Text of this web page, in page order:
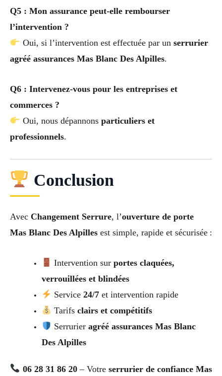
Q5 : Mon assurance peut-elle rembourser
l’intervention ?
Oui, si l’intervention est effectuée par un serrurier
agréé assurances Mas Blanc Des Alpilles.
Q6 : Intervenez-vous pour les entreprises et
commerces ?
Oui, nous dépannons particuliers et
professionnels.
Conclusion
Avec Changement Serrure, l’ouverture de porte
Mas Blanc Des Alpilles est simple, rapide et sécurisée :
Intervention surportes claquées,
verrouillées et blindées
Service24/7 et intervention rapide
Tarifsclairs et compétitifs
Serrurieragréé assurances Mas Blanc
Des Alpilles
06 28 31 86 20– Votre serrurier de confiance Mas